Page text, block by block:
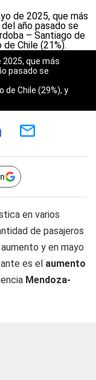
que más
pasado se
de Chile (29%), y
en varios
de pasajeros
y en mayo
es el aumento
Mendoza-